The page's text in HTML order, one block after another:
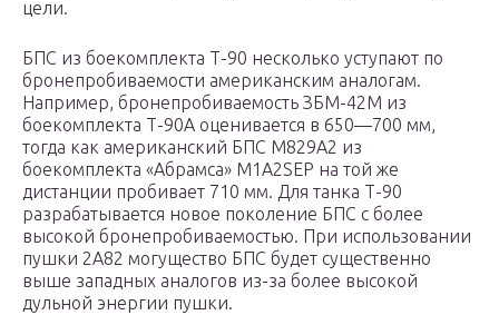
цели.
БПС из боекомплекта Т-90 несколько уступают по
бронепробиваемости американским аналогам.
Например, бронепробиваемость ЗБМ-42М из
боекомплекта Т-90А оценивается в 650—700 мм,
тогда как американский БПС М829А2 из
боекомплекта «Абрамса» М1А2SEP на той же
дистанции пробивает 710 мм. Для танка Т-90
разрабатывается новое поколение БПС с более
высокой бронепробиваемостью. При использовании
пушки 2А82 могущество БПС будет существенно
выше западных аналогов из-за более высокой
дульной энергии пушки.